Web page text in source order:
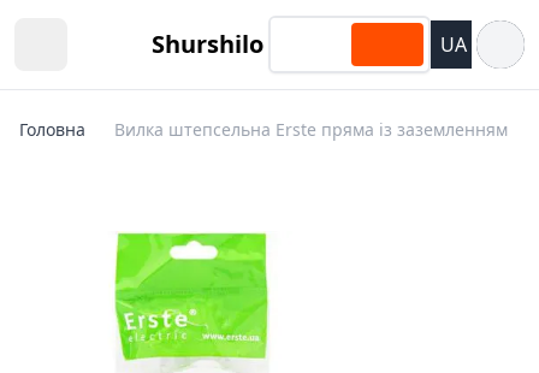
Shurshilo UA
Головна Вилка штепсельна Erste пряма із заземленням